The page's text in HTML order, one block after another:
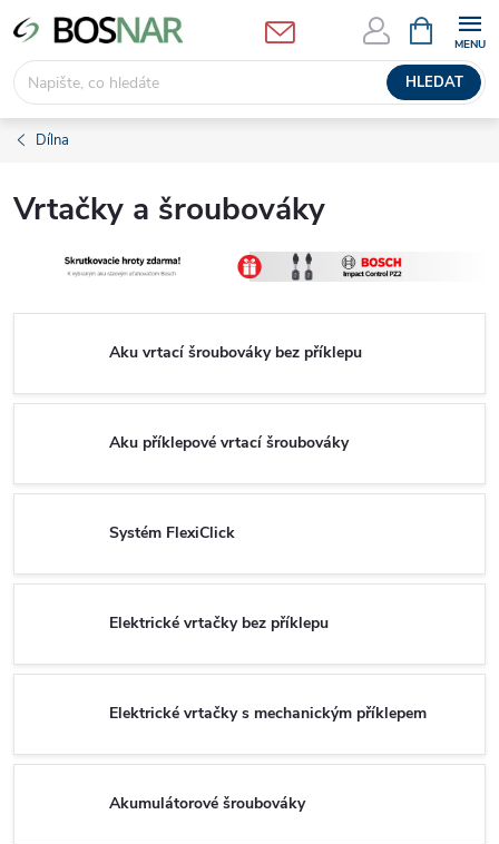
Přejít
na
obsah
HLEDAT
NÁKUPNÍ
KOŠÍK
Dílna
Vrtačky a šroubováky
Aku vrtací šroubováky bez příklepu
Aku příklepové vrtací šroubováky
Systém FlexiClick
Elektrické vrtačky bez příklepu
Elektrické vrtačky s mechanickým příklepem
Akumulátorové šroubováky